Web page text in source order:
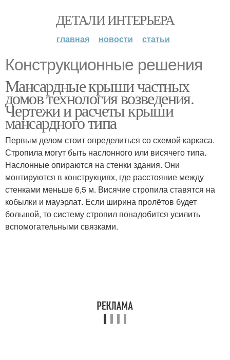
ДЕТАЛИ ИНТЕРЬЕРА
главная новости статьи
Конструкционные решения
Мансардные крыши частных
домов технология возведения.
Чертежи и расчеты крыши
мансардного типа
Первым делом стоит определиться со схемой каркаса.
Стропила могут быть наслонного или висячего типа.
Наслонные опираются на стенки здания. Они
монтируются в конструкциях, где расстояние между
стенками меньше 6,5 м. Висячие стропила ставятся на
кобылки и мауэрлат. Если ширина пролётов будет
большой, то систему стропил понадобится усилить
вспомогательными связками.